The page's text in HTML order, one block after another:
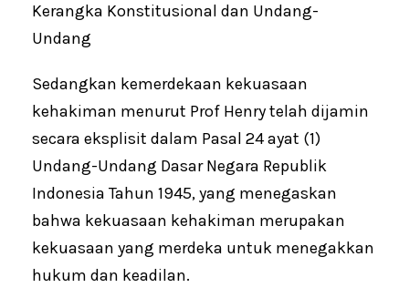
Kerangka Konstitusional dan Undang-
Undang
Sedangkan kemerdekaan kekuasaan
kehakiman menurut Prof Henry telah dijamin
secara eksplisit dalam Pasal 24 ayat (1)
Undang-Undang Dasar Negara Republik
Indonesia Tahun 1945, yang menegaskan
bahwa kekuasaan kehakiman merupakan
kekuasaan yang merdeka untuk menegakkan
hukum dan keadilan.